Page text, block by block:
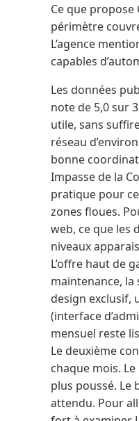
Ce que
périmètre
L’agence
capables
Les données
note de 5,0 sur
utile, sans
réseau
bonne
Impasse de la
pratique pour
zones floues.
web, ce que les
niveaux
L’offre haut de
maintenance, la
design exclusif,
(interface
mensuel reste
Le deuxième
chaque mois.
plus poussé. Le
attendu. Pour